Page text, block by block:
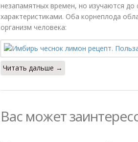
незапамятных времен, но изучаются
характеристиками. Оба корнеплода
организм человека:
Читать дальше →
Вас может